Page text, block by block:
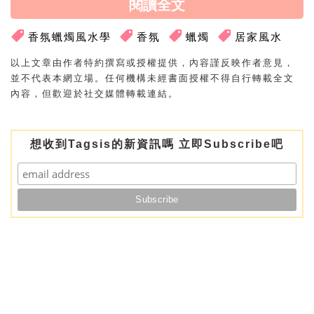
閱讀全文
香氛蠟燭風水學 香氛 蠟燭 居家風水
以上文章由作者特約撰寫或授權提供，內容謹反映作者意見，
並不代表本網立場。任何機構未經書面授權不得自行轉載全文
內容，但歡迎於社交媒體轉載連結。
想收到Tagsis的新資訊嗎 立即Subscribe吧